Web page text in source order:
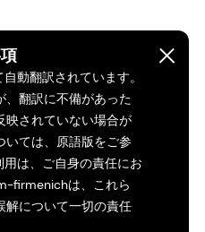
動翻訳されています。
、翻訳に不備があった
映されていない場合が
いては、原語版をご参
は、ご自身の責任にお
firmenichは、これら
解について一切の責任
ント